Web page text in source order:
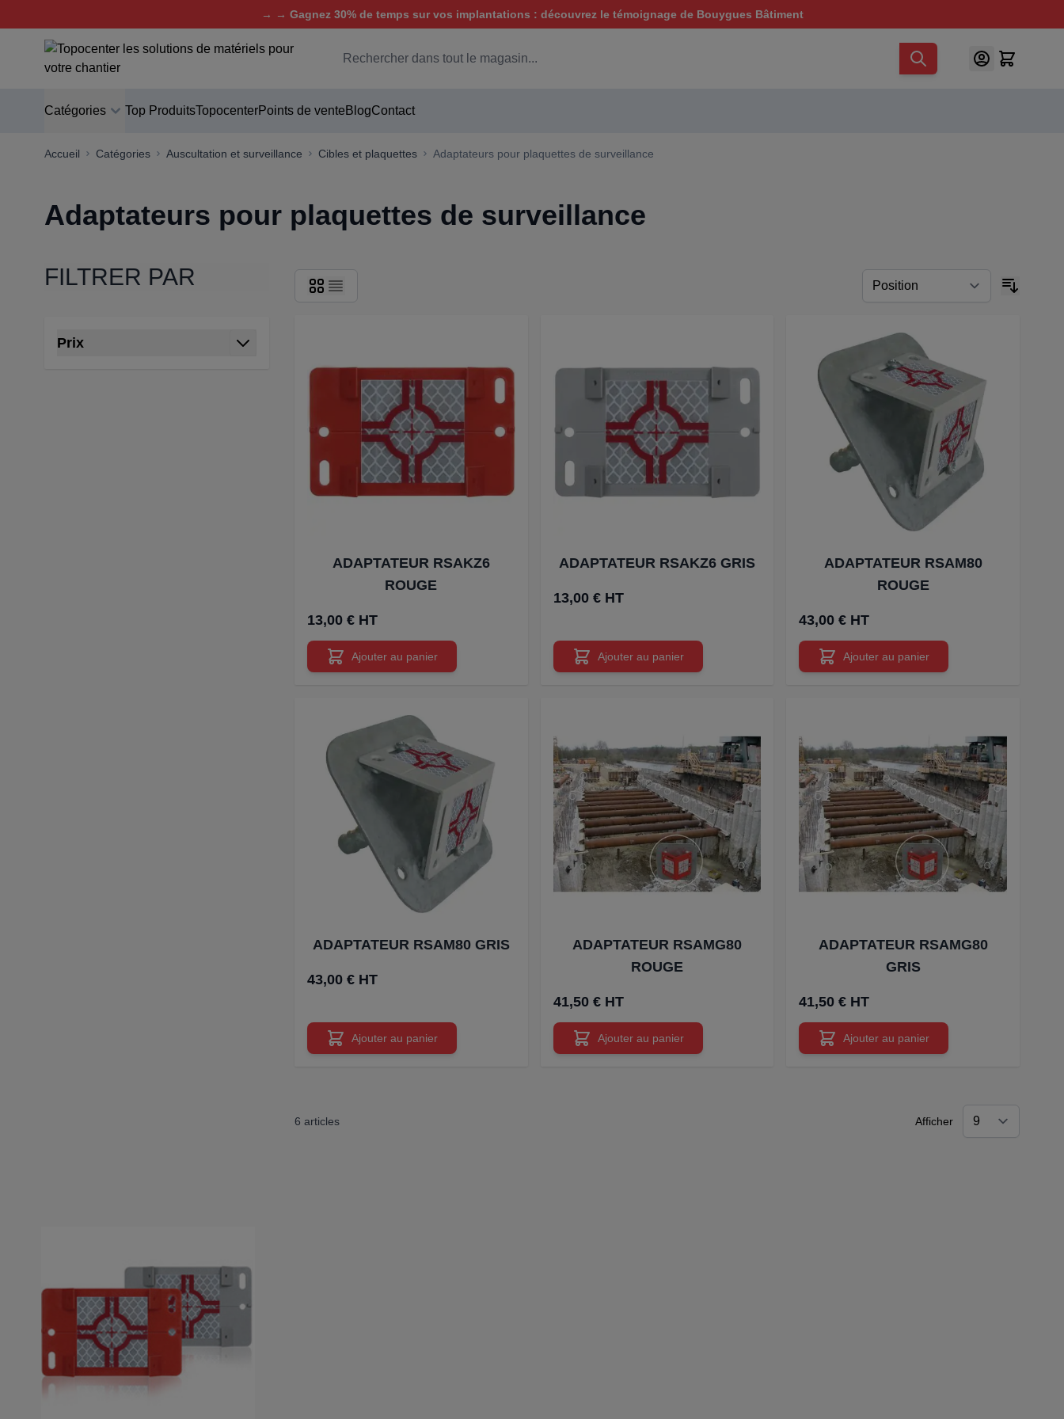
→ → Gagnez 30% de temps sur vos implantations : découvrez le témoignage de Bouygues Bâtiment
Aller au contenu
Chercher
Catégories Top ProduitsTopocenterPoints de vente BlogContact
Accueil Catégories Auscultation et surveillance Cibles et plaquettes Adaptateurs pour plaquettes de surveillance
Adaptateurs pour plaquettes de surveillance
FILTRER PAR
Prix
ADAPTATEUR RSAKZ6
ROUGE
13,00 € HT
Ajouter au panier
ADAPTATEUR RSAKZ6 GRIS
13,00 € HT
Ajouter au panier
ADAPTATEUR RSAM80
ROUGE
43,00 € HT
Ajouter au panier
ADAPTATEUR RSAM80 GRIS
43,00 € HT
Ajouter au panier
ADAPTATEUR RSAMG80
ROUGE
41,50 € HT
Ajouter au panier
ADAPTATEUR RSAMG80
GRIS
41,50 € HT
Ajouter au panier
6 articles Afficher